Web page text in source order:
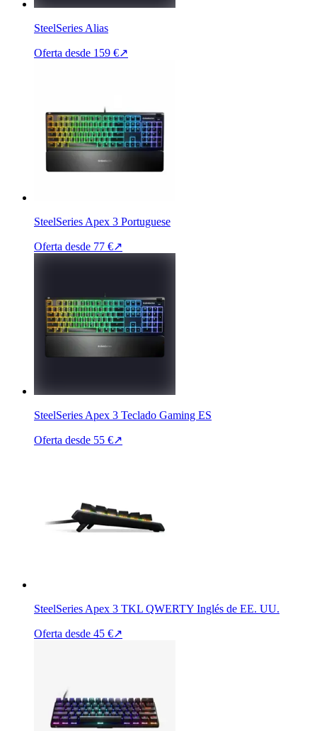
SteelSeries Alias
Oferta desde 159 €↗
SteelSeries Apex 3 Portuguese
Oferta desde 77 €↗
SteelSeries Apex 3 Teclado Gaming ES
Oferta desde 55 €↗
SteelSeries Apex 3 TKL QWERTY Inglés de EE. UU.
Oferta desde 45 €↗